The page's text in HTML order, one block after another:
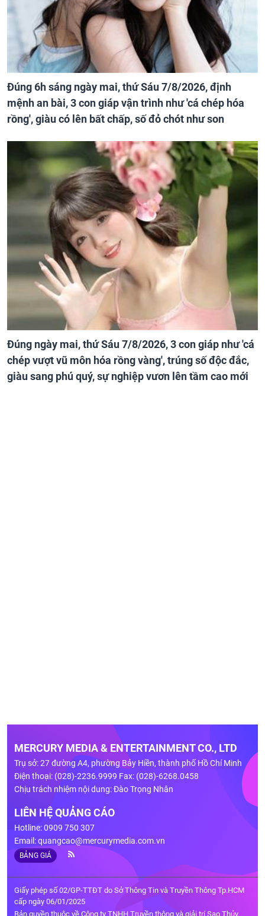
Đúng 6h sáng ngày mai, thứ Sáu 7/8/2026, định
mệnh an bài, 3 con giáp vận trình như 'cá chép hóa
rồng', giàu có lên bất chấp, số đỏ chót như son
Đúng ngày mai, thứ Sáu 7/8/2026, 3 con giáp như 'cá
chép vượt vũ môn hóa rồng vàng', trúng số độc đắc,
giàu sang phú quý, sự nghiệp vươn lên tầm cao mới
MERCURY MEDIA & ENTERTAINMENT CO., LTD
Trụ sở: 27 đường A4, phường Bảy Hiền, thành phố Hồ Chí Minh
Điện thoại: (028)-2236.9999 Fax: (028)-6268.0458
Chịu trách nhiệm nội dung: Đào Trọng Nhân
LIÊN HỆ QUẢNG CÁO
Hotline: 0909 750 307
Email:quangcao@mercurymedia.com.vn
BẢNG GIÁ
Giấy phép số 02/GP-TTĐT do Sở Thông Tin và Truyền Thông Tp.HCM
cấp ngày 06/01/2025
Bản quyền thuộc về Công ty TNHH Truyền thông và giải trí Sao Thủy.